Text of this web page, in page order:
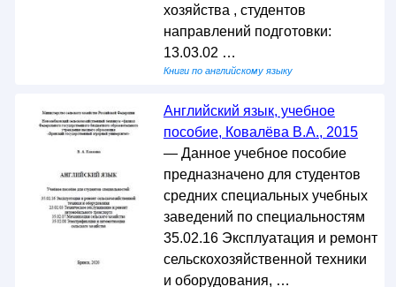
хозяйства , студентов
направлений подготовки:
13.03.02 …
Книги по английскому языку
Английский язык, учебное
пособие, Ковалёва В.А., 2015
— Данное учебное пособие
предназначено для студентов
средних специальных учебных
заведений по специальностям
35.02.16 Эксплуатация и ремонт
сельскохозяйственной техники
и оборудования, …